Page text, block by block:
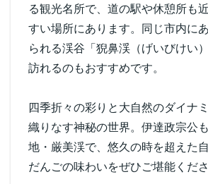
る観光名所で、道の駅や休憩所も
すい場所にあります。同じ市内に
られる渓谷「猊鼻渓（げいびけい
訪れるのもおすすめです。
四季折々の彩りと大自然のダイナ
織りなす神秘の世界。伊達政宗公
地・厳美渓で、悠久の時を超えた
だんごの味わいをぜひご堪能くださ